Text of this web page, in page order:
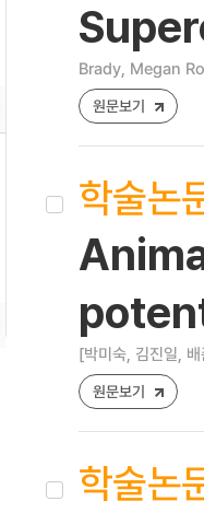
Brady, Megan
원문보기
학술논
[박미숙, 김진일,
원문보기
학술논